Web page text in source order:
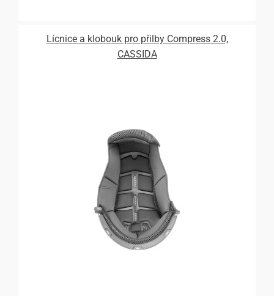
Lícnice a klobouk pro přilby Compress 2.0,
CASSIDA